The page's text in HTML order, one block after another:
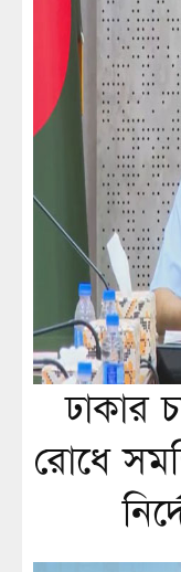
ঢাকার
রোধে